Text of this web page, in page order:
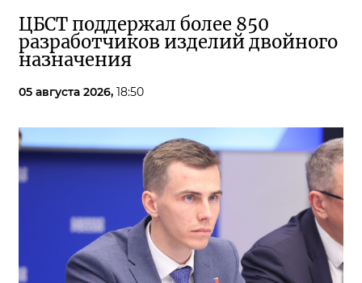
ЦБСТ поддержал более 850
разработчиков изделий двойного
назначения
05 августа 2026, 18:50